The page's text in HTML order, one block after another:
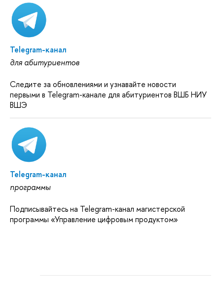
Telegram-канал
для абитуриентов
Следите за обновлениями и узнавайте новости
первыми в Telegram-канале для абитуриентов ВШБ НИУ
ВШЭ
Telegram-канал
программы
Подписывайтесь на Telegram-канал магистерской
программы «Управление цифровым продуктом»